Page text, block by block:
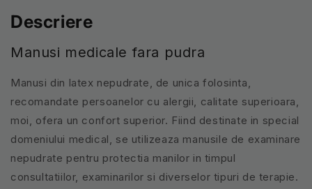
Descriere
Manusi medicale fara pudra
Manusi din latex nepudrate, de unica folosinta,
recomandate persoanelor cu alergii, calitate superioara,
moi, ofera un confort superior. Fiind destinate in special
domeniului medical, se utilizeaza manusile de examinare
nepudrate pentru protectia manilor in timpul
consultatiilor, examinarilor si diverselor tipuri de terapie.